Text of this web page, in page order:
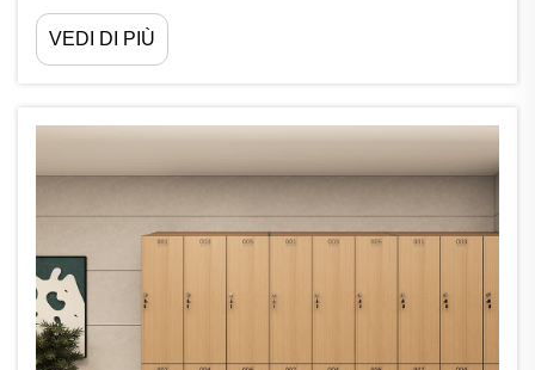
gli effetti personali in ambienti in cui le persone devono cambiarsi
d’abito o depositare temporaneamente i propri oggetti. Queste
VEDI DI PIÙ